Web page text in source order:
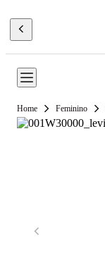
Feminino